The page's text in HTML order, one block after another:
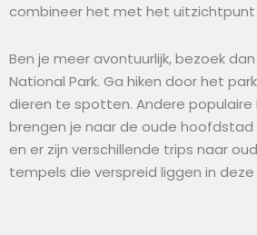
combineer het met het uitzichtpunt
Ben je meer avontuurlijk, bezoek
National Park. Ga hiken door het
dieren te spotten. Andere populaire
brengen je naar de oude hoofdstad
en er zijn verschillende trips naar
tempels die verspreid liggen in deze